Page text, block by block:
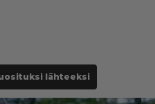
lähteeksi